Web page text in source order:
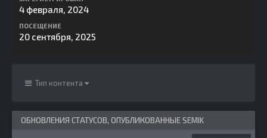
4 февраля, 2024
ПОСЕЩЕНИЕ
20 сентября, 2025
Тип контента
ОБНОВЛЕНИЯ СТАТУСОВ, ОПУБЛИКОВАННЫЕ SEMIK